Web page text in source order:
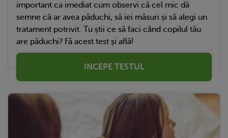
important ca imediat cum observi că cel mic dă
semne că ar avea păduchi, să iei măsuri și să alegi un
tratament potrivit. Tu știi ce să faci când copilul tău
are păduchi? Fă acest test și află!
INCEPE TESTUL